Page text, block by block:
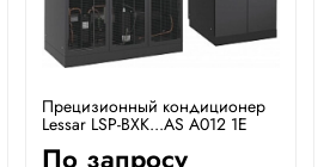
Прецизионный кондиционер
Lessar LSP-BXK...AS A012 1E
По запросу